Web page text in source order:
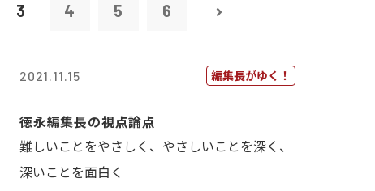
3 4 5 6
2021.11.15 編集長がゆく！
徳永編集長の視点論点
難しいことをやさしく、やさしいことを深く、
深いことを面白く